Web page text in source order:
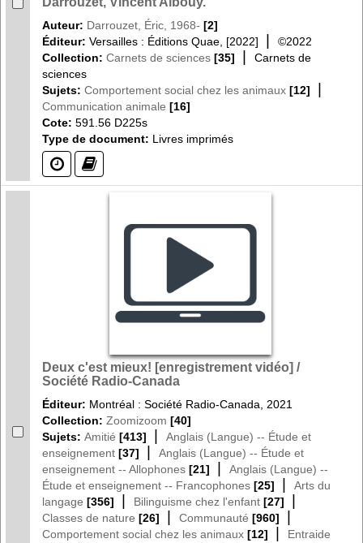
Auteur: Darrouzet, Éric, 1968- [2]
Éditeur: Versailles : Éditions Quae, [2022]
©2022
Collection: Carnets de sciences [35]
Carnets de
sciences
Sujets: Comportement social chez les animaux [12]
Communication animale [16]
Cote: 591.56 D225s
Type de document: Livres imprimés
(?) (?)
Deux c'est mieux! [enregistrement vidéo] /
Société Radio-Canada
Éditeur: Montréal : Société Radio-Canada, 2021
Collection: Zoomizoom [40]
Sujets: Amitié [413]
Anglais (Langue) -- Étude et
enseignement [37]
Anglais (Langue) -- Étude et
enseignement -- Allophones [21]
Anglais (Langue) --
Étude et enseignement -- Francophones [25]
Arts du
langage [356] Bilinguisme chez l'enfant [27]
Classes de nature [26] Communauté [960]
Comportement social chez les animaux [12]
Entraide